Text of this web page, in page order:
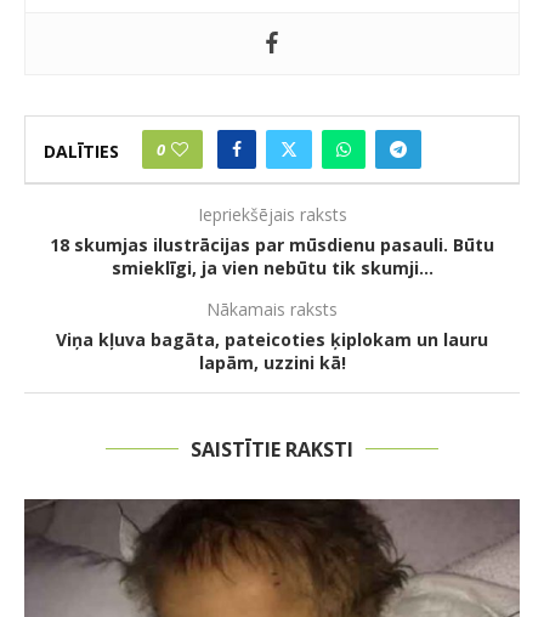
DALĪTIES 0
Iepriekšējais raksts
18 skumjas ilustrācijas par mūsdienu pasauli. Būtu
smieklīgi, ja vien nebūtu tik skumji…
Nākamais raksts
Viņa kļuva bagāta, pateicoties ķiplokam un lauru
lapām, uzzini kā!
SAISTĪTIE RAKSTI